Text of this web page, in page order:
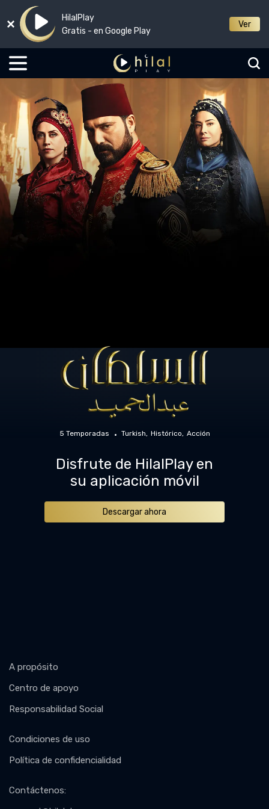
HilalPlay
Gratis - en Google Play
Ver
5 Temporadas Turkish Histórico Acción
Disfrute de HilalPlay en
su aplicación móvil
Descargar ahora
A propósito
Centro de apoyo
Responsabilidad Social
Condiciones de uso
Política de confidencialidad
Contáctenos: